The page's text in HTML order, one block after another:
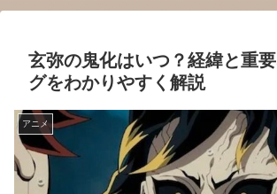
玄弥の鬼化はいつ？経緯と重
グをわかりやすく解説
アニメ